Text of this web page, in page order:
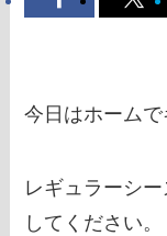
今日はホームで
レギュラーシ
してください。